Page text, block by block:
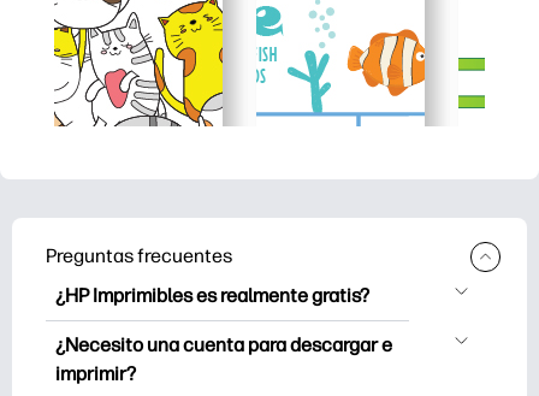
Preguntas frecuentes
¿HP Imprimibles es realmente gratis?
HP Printables ofrece más de 2.500
imprimibles gratuitos para descargar e
¿Necesito una cuenta para descargar e
imprimir?